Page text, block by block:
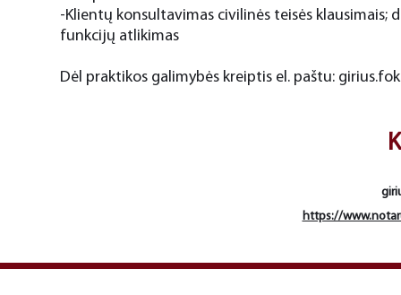
-Klientų konsultavimas civilinės teisės
funkcijų atlikimas
Dėl praktikos galimybės kreiptis el. paštu:
https://